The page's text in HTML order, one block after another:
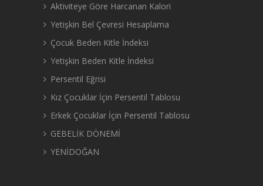
Aktiviteye Göre Harcanan Kalori
Yetişkin Bel Çevresi Hesaplama
Çocuk Beden Kitle İndeksi
Yetişkin Beden Kitle İndeksi
Persentil Eğrisi
Kız Çocuklar İçin Persentil Tablosu
Erkek Çocuklar İçin Persentil Tablosu
GEBELİK DÖNEMİ
YENİDOĞAN